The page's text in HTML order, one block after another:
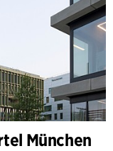
München